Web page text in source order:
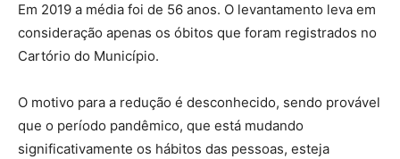
Em 2019 a média foi de 56 anos. O levantamento leva em
consideração apenas os óbitos que foram registrados no
Cartório do Município.
O motivo para a redução é desconhecido, sendo provável
que o período pandêmico, que está mudando
significativamente os hábitos das pessoas, esteja